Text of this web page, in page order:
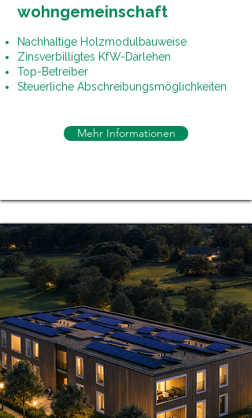
wohngemeinschaft
Nachhaltige Holzmodulbauweise
Zinsverbilligtes KfW-Darlehen
Top-Betreiber
Steuerliche Abschreibungsmöglichkeiten
Mehr Informationen